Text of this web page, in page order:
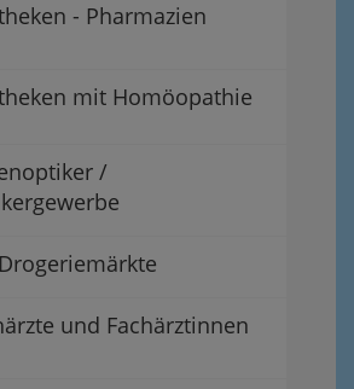
- Pharmazien
mit Homöopathie
/
und Fachärztinnen